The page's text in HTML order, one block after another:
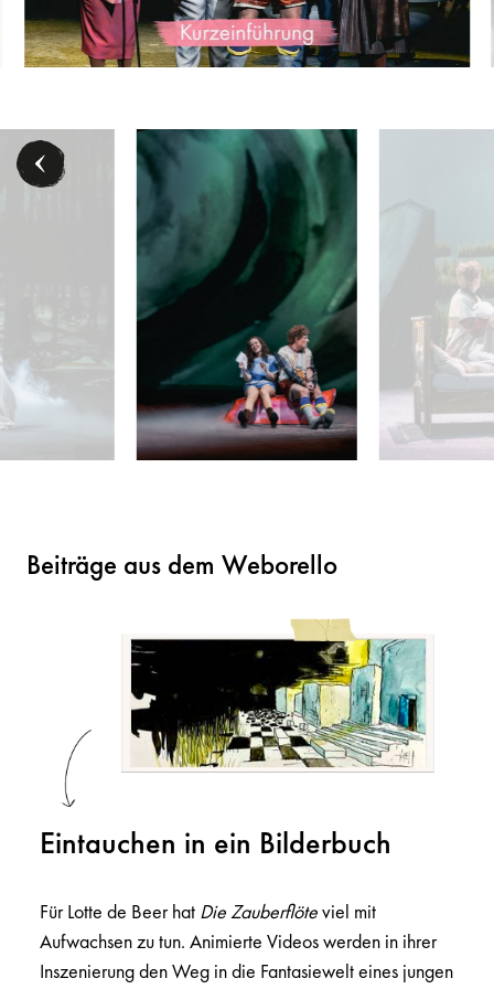
- © Marco Sommer/Volksoper Wien
Anna Simińska (Königin der Nacht), Rebecca
Beiträge aus dem Weborello
Eintauchen in ein Bilderbuch
Für Lotte de Beer hat Die Zauberflöteviel mit
Aufwachsen zu tun. Animierte Videos werden in ihrer
Inszenierung den Weg in die Fantasiewelt eines jungen